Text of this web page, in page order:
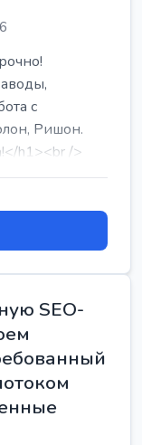
с
Ришон.
h1><br />
SEO-